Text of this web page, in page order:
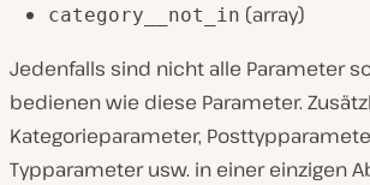
category__not_in (array)
Jedenfalls sind nicht alle Parameter
bedienen wie diese Parameter.
Kategorieparameter,
Typparameter usw. in einer einzigen